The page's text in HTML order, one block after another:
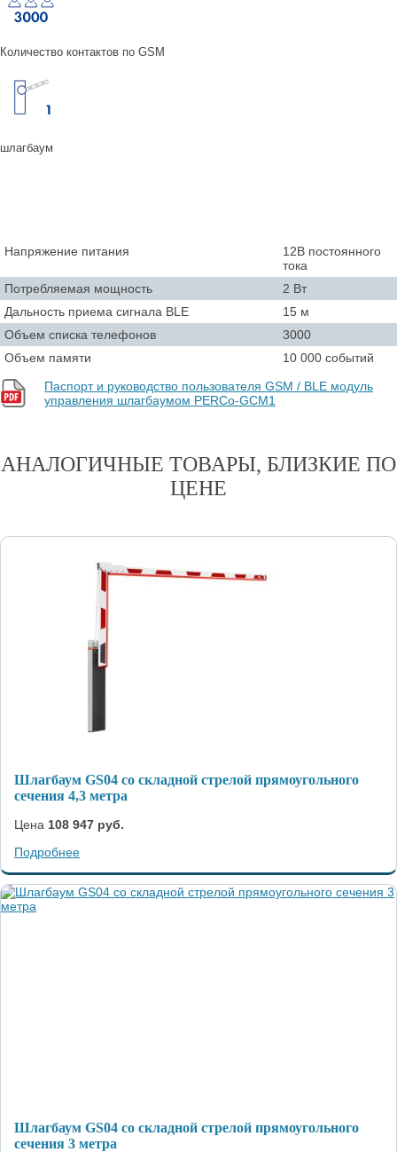
Количество контактов по GSM
шлагбаум
Напряжение питания
12В постоянного
тока
Потребляемая мощность
2 Вт
Дальность приема сигнала BLE
15 м
Объем списка телефонов
3000
Объем памяти
10 000 событий
Паспорт и руководство пользователя GSM / BLE модуль
управления шлагбаумом PERCo-GCM1
АНАЛОГИЧНЫЕ ТОВАРЫ, БЛИЗКИЕ ПО
ЦЕНЕ
Шлагбаум GS04 со складной стрелой прямоугольного
сечения 4,3 метра
Цена 108 947 руб.
Подробнее
Шлагбаум GS04 со складной стрелой прямоугольного
сечения 3 метра